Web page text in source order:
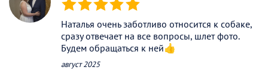
(*) (*) (*) (*) (*)
Наталья очень заботливо относится к собаке,
сразу отвечает на все вопросы, шлет фото.
Будем обращаться к ней👍
август 2025